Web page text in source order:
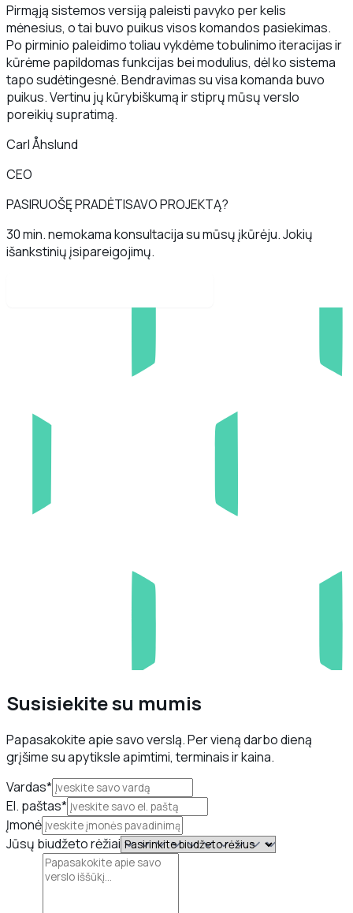
Pirmąją sistemos versiją paleisti pavyko per kelis
mėnesius, o tai buvo puikus visos komandos pasiekimas.
Po pirminio paleidimo toliau vykdėme tobulinimo iteracijas ir
kūrėme papildomas funkcijas bei modulius, dėl ko sistema
tapo sudėtingesnė. Bendravimas su visa komanda buvo
puikus. Vertinu jų kūrybiškumą ir stiprų mūsų verslo
poreikių supratimą.
Carl Åhslund
CEO
PASIRUOŠĘ PRADĖTISAVO PROJEKTĄ?
30 min. nemokama konsultacija su mūsų įkūrėju. Jokių
išankstinių įsipareigojimų.
Susisiekite su mumis
Papasakokite apie savo verslą. Per vieną darbo dieną
grįšime su apytiksle apimtimi, terminais ir kaina.
Vardas*
El. paštas*
Įmonė
Jūsų biudžeto rėžiai